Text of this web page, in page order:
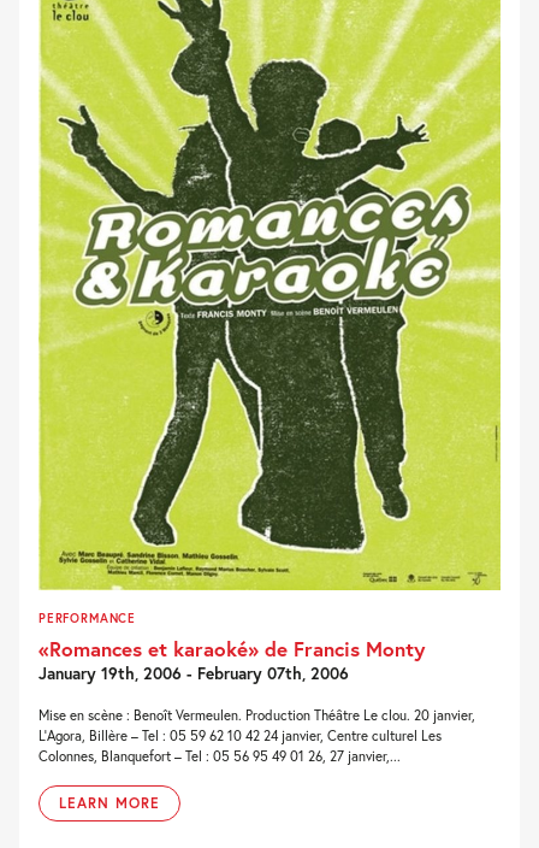
PERFORMANCE
«Romances et karaoké» de Francis Monty
January 19th, 2006 - February 07th, 2006
Mise en scène : Benoît Vermeulen. Production Théâtre Le clou. 20 janvier,
L’Agora, Billère – Tel : 05 59 62 10 42 24 janvier, Centre culturel Les
Colonnes, Blanquefort – Tel : 05 56 95 49 01 26, 27 janvier,...
LEARN MORE